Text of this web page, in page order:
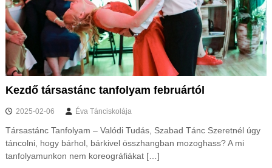
Kezdő társastánc tanfolyam februártól
2025-02-06 Éva Tánciskolája
Társastánc Tanfolyam – Valódi Tudás, Szabad Tánc Szeretnél úgy
táncolni, hogy bárhol, bárkivel összhangban mozoghass? A mi
tanfolyamunkon nem koreográfiákat […]